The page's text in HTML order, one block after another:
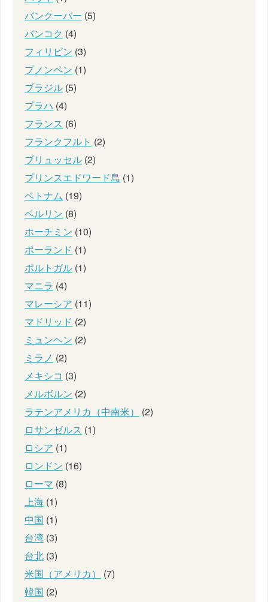
バンクーバー (5)
バンコク (4)
フィリピン (3)
プノンペン (1)
ブラジル (5)
プラハ (4)
フランス (6)
フランクフルト (2)
ブリュッセル (2)
プリンスエドワード島 (1)
ベトナム (19)
ベルリン (8)
ホーチミン (10)
ポーランド (1)
ポルトガル (1)
マニラ (4)
マレーシア (11)
マドリッド (2)
ミュンヘン (2)
ミラノ (2)
メキシコ (3)
メルボルン (2)
ラテンアメリカ（中南米）
(2)
ロサンゼルス (1)
ロシア (1)
ロンドン (16)
ローマ (8)
上海 (1)
中国 (1)
台湾 (3)
台北 (3)
米国（アメリカ）
(7)
韓国 (2)